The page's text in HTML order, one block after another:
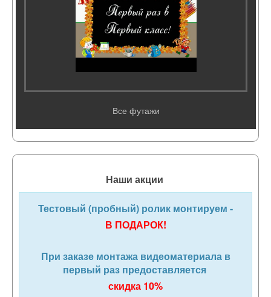
Все футажи
Наши акции
Тестовый (пробный) ролик монтируем -
В ПОДАРОК!
При заказе монтажа видеоматериала в
первый раз предоставляется
скидка 10%